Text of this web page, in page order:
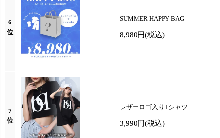
6
位
SUMMER HAPPY BAG
8,980円(税込)
7
位
レザーロゴ入りTシャツ
3,990円(税込)